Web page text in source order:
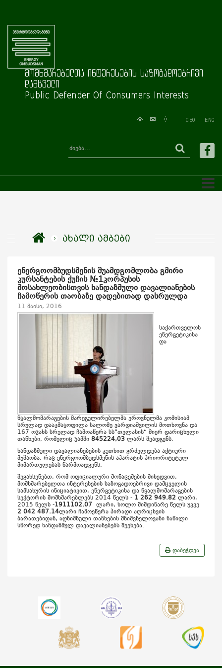
მომხმარებელთა ინტერესების საზოგადოებრივი
დამცველი
Public Defender Of Consumers Interests
GEO ENG
ახალი ამბები
ენერგოომბუდსმენის შუამდგომლობა გმირი
კურსანტების ქუჩის №1კორპუსის
მოსახლეობისთვის ხანდაზმული დავალიანების
ჩამოწერის თაობაზე დადებითად დასრულდა
11 მაისი, 2016
საქართველოს
ენერგეტიკისა
და
წყალმომარაგების მარეგულირებელმა ეროვნულმა კომისიამ
სრულად დააკმაყოფილა სალომე ვარდიაშვილის მოთხოვნა და
167 ოჯახს სრულად ჩამოაწერა სს“თელასის“ მიერ დარიცხული
თანხები, რომელიც ჯამში 845224,03 ლარს შეადგენს.
ხანდაზმული დავალიანებების კუთხით გრძელდება აქტიური
მუშაობა, რაც ენერგოომბუდსმენის აპარატის პრიორიტეტულ
მიმართულებას წარმოადგენს.
შეგახსენებთ, რომ ოფიციალური მონაცემების მიხედვით,
მომხმარებელთა ინტერესების საზოგადოებრივი დამცველის
სამსახურის ინიციატივით, ენერგეტიკისა და წყალმომარაგების
სექტორის მომხმარებლებს 2014 წელს - 1 262 949.82 ლარი,
2015 წელს -1911102.07 ლარი, ხოლო მიმდინარე წელს უკვე
2 042 487.14ლარი ჩამოეწერა პირადი აღრიცხვის
ბარათებიდან, აღნიშნული თანხების მნიშვნელოვანი ნაწილი
სწორედ ხანდაზმულ დავალიანებებს შეეხება.
დაბეჭდვა